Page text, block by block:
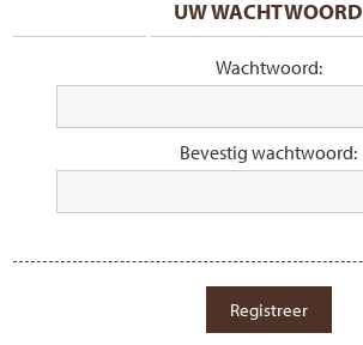
UW WACHTWOORD
Wachtwoord:
Bevestig wachtwoord: